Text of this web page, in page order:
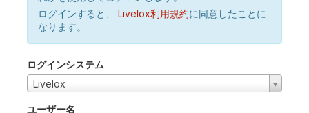
ログインすると、
Livelox利用規約に同意したことに
なります。
ログインシステム
Livelox
ユーザー名